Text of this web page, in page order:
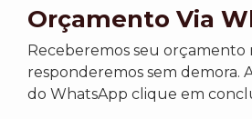
Orçamento Via
Receberemos seu orçamento
responderemos sem demora.
do WhatsApp clique em